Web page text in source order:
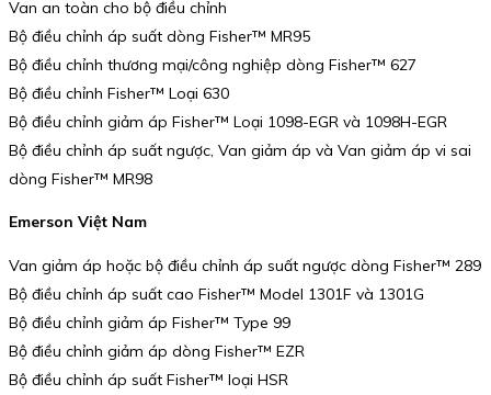
Van an toàn cho bộ điều chỉnh
Bộ điều chỉnh áp suất dòng Fisher™ MR95
Bộ điều chỉnh thương mại/công nghiệp dòng Fisher™ 627
Bộ điều chỉnh Fisher™ Loại 630
Bộ điều chỉnh giảm áp Fisher™ Loại 1098-EGR và 1098H-EGR
Bộ điều chỉnh áp suất ngược, Van giảm áp và Van giảm áp vi sai
dòng Fisher™ MR98
Emerson Việt Nam
Van giảm áp hoặc bộ điều chỉnh áp suất ngược dòng Fisher™ 289
Bộ điều chỉnh áp suất cao Fisher™ Model 1301F và 1301G
Bộ điều chỉnh giảm áp Fisher™ Type 99
Bộ điều chỉnh giảm áp dòng Fisher™ EZR
Bộ điều chỉnh áp suất Fisher™ loại HSR